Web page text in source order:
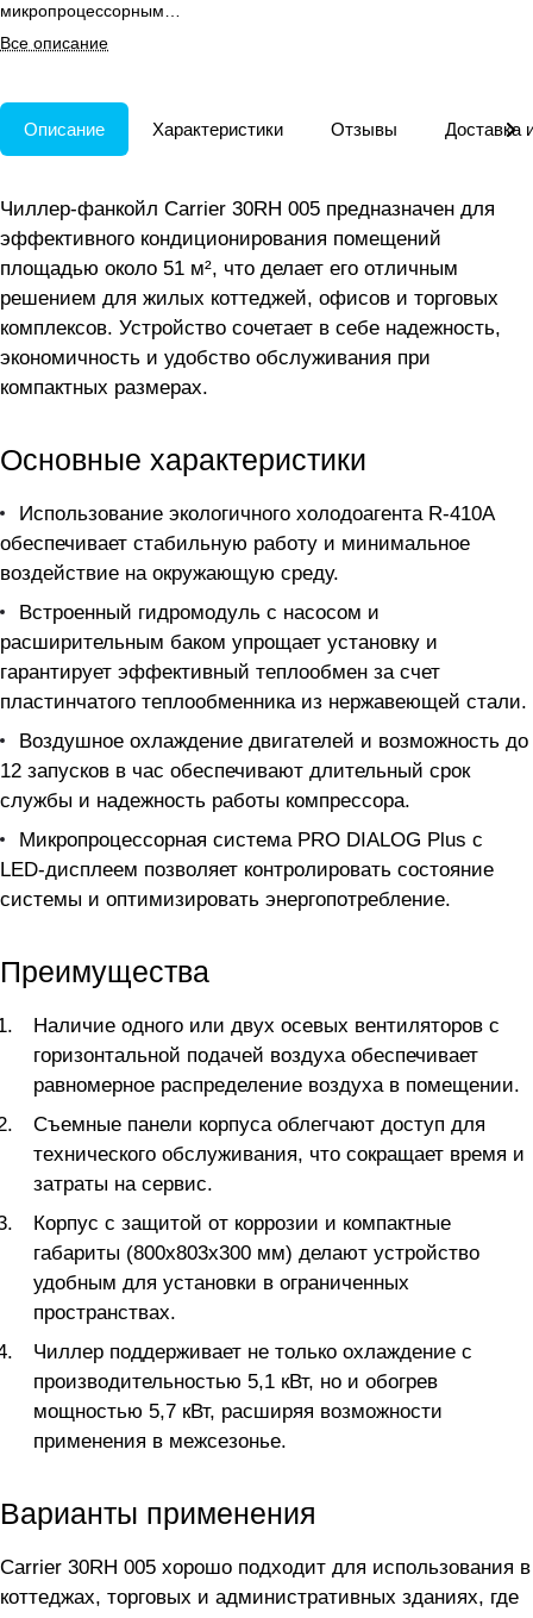
микропроцессорным
управлением для
кондиционирования жилых и
Все описание
Описание Характеристики Отзывы Доставка
Чиллер-фанкойл Carrier 30RH 005 предназначен для
эффективного кондиционирования помещений
площадью около 51 м², что делает его отличным
решением для жилых коттеджей, офисов и торговых
комплексов. Устройство сочетает в себе надежность,
экономичность и удобство обслуживания при
компактных размерах.
Основные характеристики
Использование экологичного холодоагента R-410А
обеспечивает стабильную работу и минимальное
воздействие на окружающую среду.
Встроенный гидромодуль с насосом и
расширительным баком упрощает установку и
гарантирует эффективный теплообмен за счет
пластинчатого теплообменника из нержавеющей стали.
Воздушное охлаждение двигателей и возможность до
12 запусков в час обеспечивают длительный срок
службы и надежность работы компрессора.
Микропроцессорная система PRO DIALOG Plus с
LED-дисплеем позволяет контролировать состояние
системы и оптимизировать энергопотребление.
Преимущества
Наличие одного или двух осевых вентиляторов с
горизонтальной подачей воздуха обеспечивает
равномерное распределение воздуха в помещении.
Съемные панели корпуса облегчают доступ для
технического обслуживания, что сокращает время и
затраты на сервис.
Корпус с защитой от коррозии и компактные
габариты (800х803х300 мм) делают устройство
удобным для установки в ограниченных
пространствах.
Чиллер поддерживает не только охлаждение с
производительностью 5,1 кВт, но и обогрев
мощностью 5,7 кВт, расширяя возможности
применения в межсезонье.
Варианты применения
Carrier 30RH 005 хорошо подходит для использования в
коттеджах, торговых и административных зданиях, где